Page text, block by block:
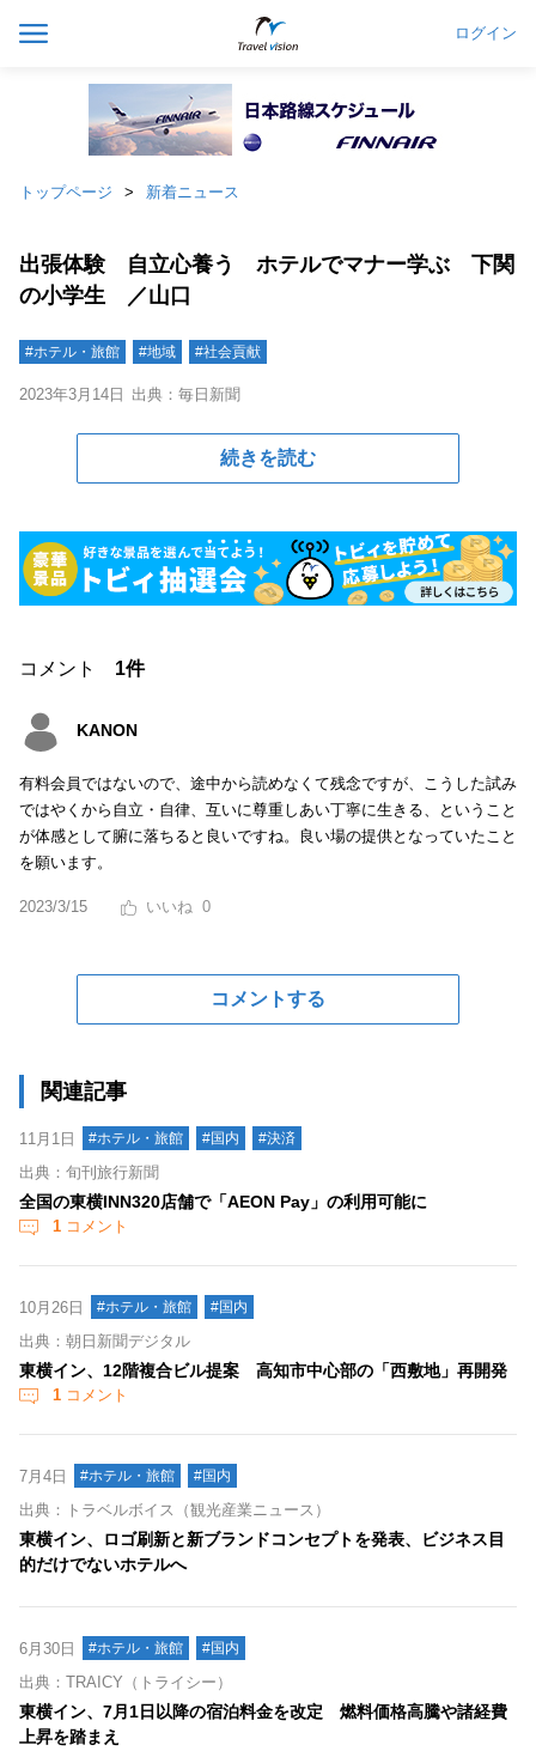
ログイン
トップページ 新着ニュース
出張体験 自立心養う ホテルでマナー学ぶ 下関
の小学生 ／山口
#ホテル・旅館 #地域 #社会貢献
2023年3月14日 出典：毎日新聞
続きを読む
コメント 1件
KANON
有料会員ではないので、途中から読めなくて残念ですが、こうした試み
ではやくから自立・自律、互いに尊重しあい丁寧に生きる、ということ
が体感として腑に落ちると良いですね。良い場の提供となっていたこと
を願います。
2023/3/15 0
コメントする
関連記事
11月1日 #ホテル・旅館 #国内 #決済
出典：旬刊旅行新聞
全国の東横INN320店舗で「AEON Pay」の利用可能に
1 コメント
10月26日 #ホテル・旅館 #国内
出典：朝日新聞デジタル
東横イン、12階複合ビル提案 高知市中心部の「西敷地」再開発
1 コメント
7月4日 #ホテル・旅館 #国内
出典：トラベルボイス（観光産業ニュース）
東横イン、ロゴ刷新と新ブランドコンセプトを発表、ビジネス目
的だけでないホテルへ
6月30日 #ホテル・旅館 #国内
出典：TRAICY（トライシー）
東横イン、7月1日以降の宿泊料金を改定 燃料価格高騰や諸経費
上昇を踏まえ